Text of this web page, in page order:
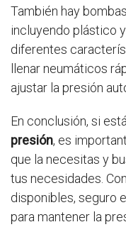
También hay
incluyendo plástico
diferentes
llenar neumáticos
ajustar la presión
En conclusión, si
presión, es
que la necesitas y
tus necesidades.
disponibles, seguro
para mantener la